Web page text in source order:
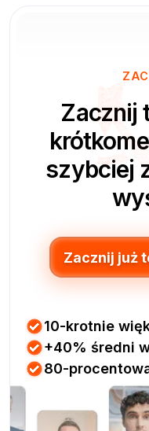
Zacznij
szybciej
Zacznij już
10-krotnie
+40% średni
80-